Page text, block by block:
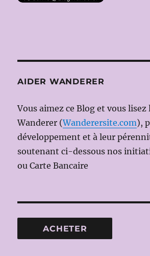
AIDER WANDERER
Vous aimez ce Blog et vous lisez
Wanderer (Wanderersite.com),
développement et à leur
soutenant ci-dessous nos
ou Carte Bancaire